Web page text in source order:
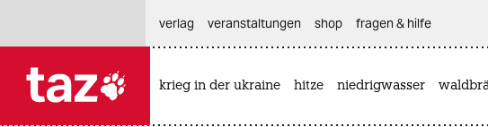
verlag
veranstaltungen shop fragen & hilfe
krieg in der ukraine hitze niedrigwasser